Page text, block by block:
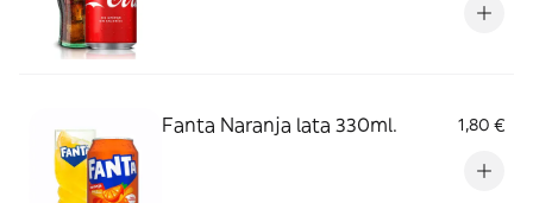
Fanta Naranja lata 330ml. 1,80 €